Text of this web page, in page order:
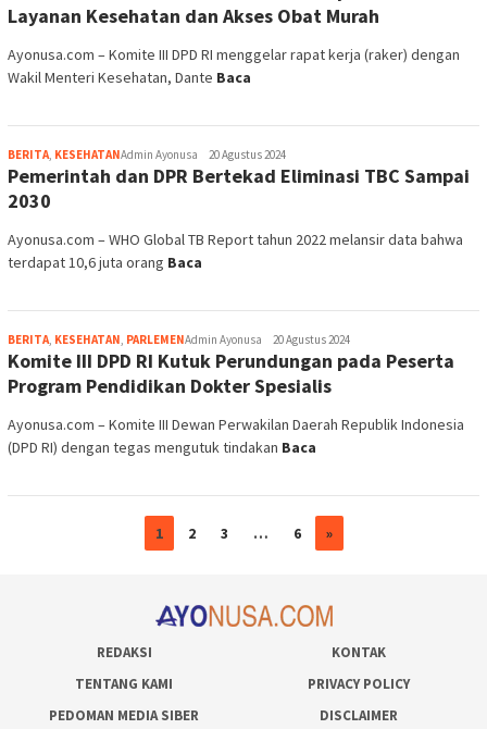
Ayonusa.com – WHO Global TB Report tahun 2022 melansir data bahwa
terdapat 10,6 juta orang Baca
BERITA,KESEHATAN,PARLEMENAdmin Ayonusa 20 Agustus 2024
Komite III DPD RI Kutuk Perundungan pada Peserta
Program Pendidikan Dokter Spesialis
Ayonusa.com – Komite III Dewan Perwakilan Daerah Republik Indonesia
(DPD RI) dengan tegas mengutuk tindakanBaca
KONTAK
PEDOMAN MEDIA SIBER
DISCLAIMER
JARINGAN SOCIAL
Copyright @ 2026 Ayonusa.com - Mjnews.id Group. All right reserved